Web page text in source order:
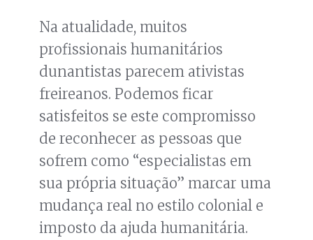
Na atualidade, muitos
profissionais humanitários
dunantistas parecem ativistas
freireanos. Podemos ficar
satisfeitos se este compromisso
de reconhecer as pessoas que
sofrem como “especialistas em
sua própria situação” marcar uma
mudança real no estilo colonial e
imposto da ajuda humanitária.